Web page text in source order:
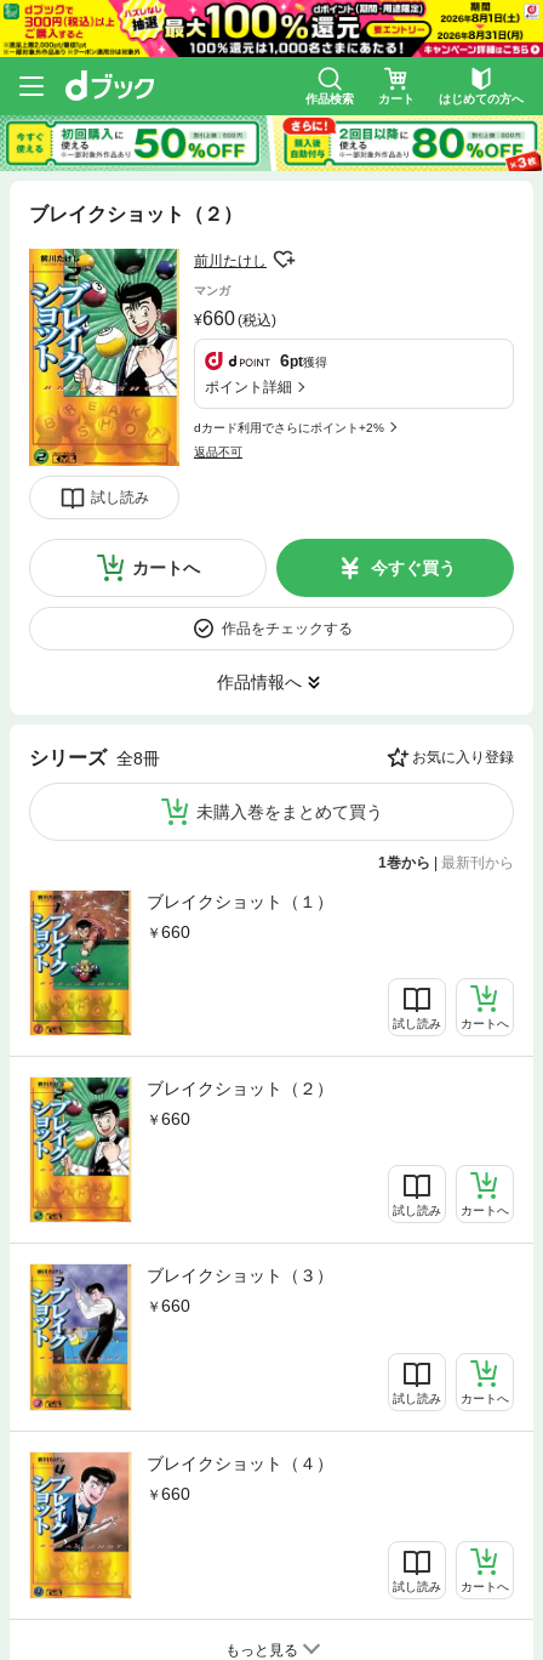
作品検索 カート はじめての方へ
ブレイクショット（２）
試し読み
前川たけし
マンガ
660(税込)
6pt獲得
ポイント詳細
dカード利用でさらにポイント+2%
返品不可
カートへ 今すぐ買う
作品をチェックする
作品情報へ
シリーズ 全8冊 お気に入り登録
未購入巻をまとめて買う
1巻から | 最新刊から
ブレイクショット（１）
660
試し読み カートへ
ブレイクショット（２）
660
試し読み カートへ
ブレイクショット（３）
660
試し読み カートへ
ブレイクショット（４）
660
試し読み カートへ
もっと見る